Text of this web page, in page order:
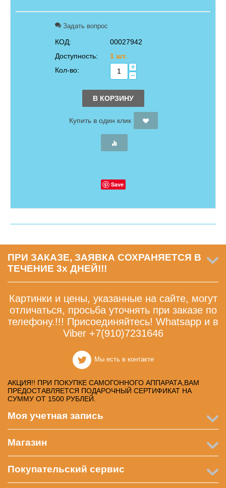
Задать вопрос
КОД:
00027942
Доступность:
1 шт.
Кол-во:
+
−
В КОРЗИНУ
Купить в один клик
Save
ПРИ ЗАКАЗЕ, ЗАЯВКА СОХРАНЯЕТСЯ В
ТЕЧЕНИЕ 3х ДНЕЙ!!!
Картинки и цены, указанные на сайте, могут
отличаться, просьба уточнять при заказе по
телефону.!!! Присоединяйтесь! Whatsapp и в
Viber +7(910)7231646
Мы есть в контакте
АКЦИЯ!! ПРИ ПОКУПКЕ САМОГОННОГО АППАРАТА,ВАМ
ПРЕДОСТАВЛЯЕТСЯ ПОДАРОЧНЫЙ СЕРТИФИКАТ НА
СУММУ ОТ 1500 РУБЛЕЙ.
Моя учетная запись
Магазин
Покупательский сервис